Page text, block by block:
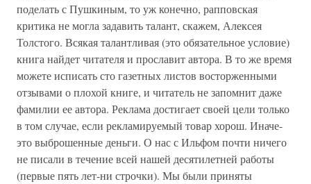
поделать с Пушкиным, то уж конечно, рапповская
критика не могла задавить талант, скажем, Алексея
Толстого. Всякая талантливая (это обязательное условие)
книга найдет читателя и прославит автора. В то же время
можете исписать сто газетных листов восторженными
отзывами о плохой книге, и читатель не запомнит даже
фамилии ее автора. Реклама достигает своей цели только
в том случае, если рекламируемый товар хорош. Иначе-
это выброшенные деньги. О нас с Ильфом почти ничего
не писали в течение всей нашей десятилетней работы
(первые пять лет-ни строчки). Мы были приняты